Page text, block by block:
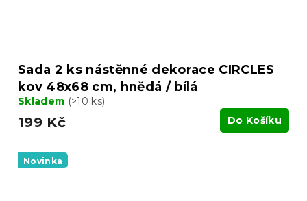
Sada 2 ks nástěnné dekorace CIRCLES
kov 48x68 cm, hnědá / bílá
Skladem (>10 ks)
199 Kč Do Košíku
Novinka